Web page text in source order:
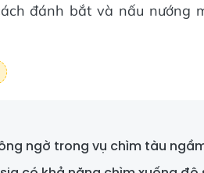
đánh bắt và nấu nướng
ngờ trong vụ chìm tàu